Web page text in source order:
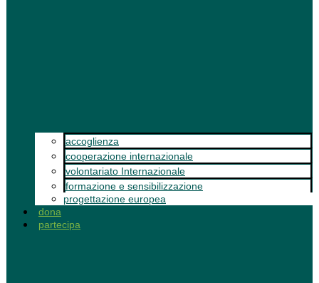
accoglienza
cooperazione internazionale
volontariato Internazionale
formazione e sensibilizzazione
progettazione europea
dona
partecipa